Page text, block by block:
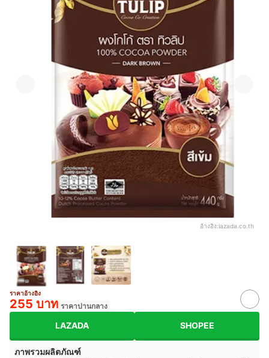
อ้างอิง:lazada.co.th
ราคาอ้างอิง
255 บาท ราคาปานกลาง
LAZADA SHOPEE
ภาพรวมผลิตภัณฑ์